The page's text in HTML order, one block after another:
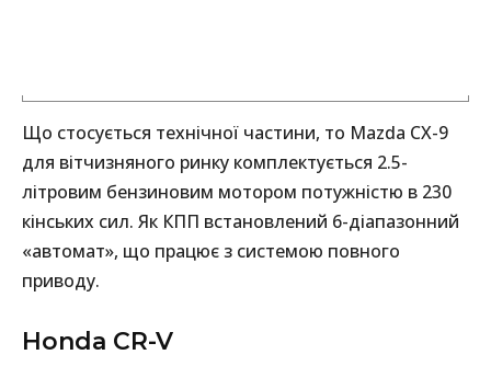
Що стосується технічної частини, то Mazda CX-9
для вітчизняного ринку комплектується 2.5-
літровим бензиновим мотором потужністю в 230
кінських сил. Як КПП встановлений 6-діапазонний
«автомат», що працює з системою повного
приводу.
Honda CR-V